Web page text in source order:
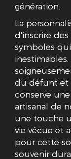
génération.
La
d'inscrire des
symboles
du défunt et
conserve une
artisanal de
une touche
vie vécue et
pour cette
souvenir